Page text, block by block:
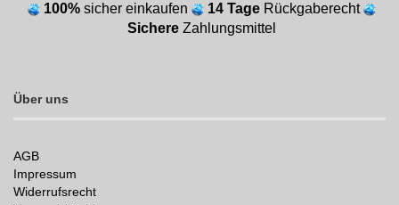
100% sicher einkaufen 14 Tage Rückgaberecht
Sichere Zahlungsmittel
Über uns
AGB
Impressum
Widerrufsrecht